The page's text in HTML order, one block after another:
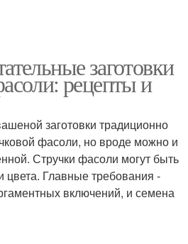
заготовки
рецепты и
заготовки традиционно
фасоли, но вроде можно и
Стручки фасоли могут быть
Главные требования -
включений, и семена